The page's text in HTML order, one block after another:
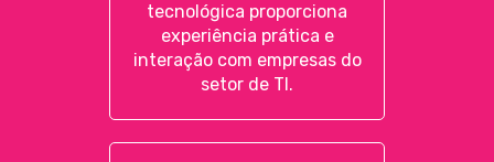
tecnológica proporciona
experiência prática e
interação com empresas do
setor de TI.